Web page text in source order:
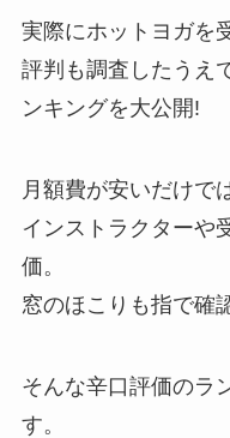
実際にホットヨガを
評判も調査したうえ
ンキングを大公開!
月額費が安いだけで
インストラクターや
価。
窓のほこりも指で確
そんな辛口評価のラ
す。